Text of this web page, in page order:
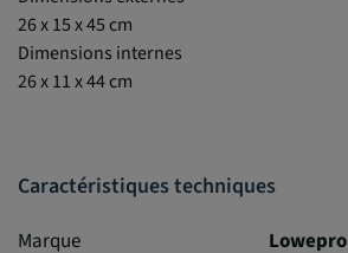
26 x 15 x 45 cm
Dimensions internes
26 x 11 x 44 cm
Caractéristiques techniques
Marque
Lowepro